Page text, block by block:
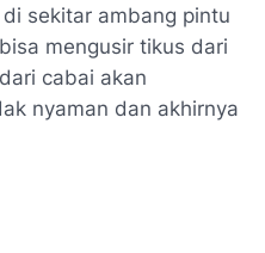
sekitar ambang pintu
mengusir tikus dari
cabai akan
nyaman dan akhirnya